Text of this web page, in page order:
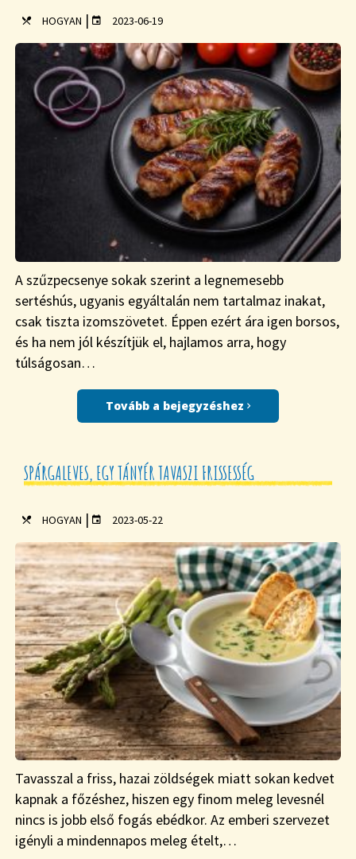
HOGYAN | 2023-06-19
A szűzpecsenye sokak szerint a legnemesebb
sertéshús, ugyanis egyáltalán nem tartalmaz inakat,
csak tiszta izomszövetet. Éppen ezért ára igen borsos,
és ha nem jól készítjük el, hajlamos arra, hogy
túlságosan…
Tovább a bejegyzéshez
SPÁRGALEVES, EGY TÁNYÉR TAVASZI FRISSESSÉG
HOGYAN | 2023-05-22
Tavasszal a friss, hazai zöldségek miatt sokan kedvet
kapnak a főzéshez, hiszen egy finom meleg levesnél
nincs is jobb első fogás ebédkor. Az emberi szervezet
igényli a mindennapos meleg ételt,…